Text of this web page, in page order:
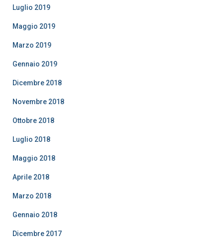
Luglio 2019
Maggio 2019
Marzo 2019
Gennaio 2019
Dicembre 2018
Novembre 2018
Ottobre 2018
Luglio 2018
Maggio 2018
Aprile 2018
Marzo 2018
Gennaio 2018
Dicembre 2017